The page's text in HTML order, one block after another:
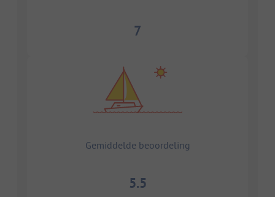
7
Gemiddelde beoordeling
5.5